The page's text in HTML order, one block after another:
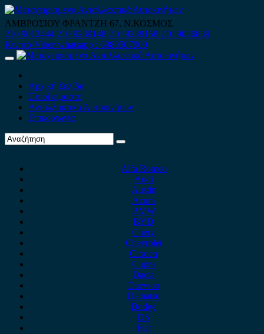
Skip
to
content
ΑΜΒΡΟΣΙΟΥ ΦΡΑΝΤΖΗ 67, Ν.ΚΟΣΜΟΣ
210 9012444 210 9239148 210 9238158 210 9026839
Κινητό-Viber-whatsapp : 6980507900
Primary
Αρχική Σελίδα
Ποιοί είμαστε
Ανταλλακτικά Αυτοκινήτων
Επικοινωνία
Alfa Romeo
Audi
Austin
Acura
BMW
BYD
Chery
Chevrolet
Citroen
Cupra
Dacia
Daewoo
Daihatsu
Dodge
DS
Fiat